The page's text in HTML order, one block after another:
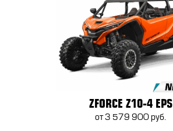
ZFORCE Z10-4 EPS
от 3 579 900 руб.